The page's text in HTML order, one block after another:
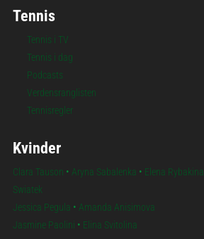
Tennis
Tennis i TV
Tennis i dag
Podcasts
Verdensranglisten
Tennisregler
Kvinder
Clara Tauson • Aryna Sabalenka • Elena Rybakina
Swiatek
Jessica Pegula • Amanda Anisimova
Jasmine Paolini • Elina Svitolina